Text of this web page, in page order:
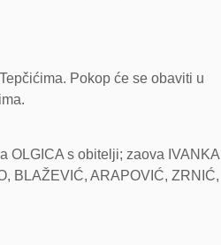
Pokop će se obaviti u
OLGICA s obitelji; zaova IVANKA
BLAŽEVIĆ, ARAPOVIĆ, ZRNIĆ,